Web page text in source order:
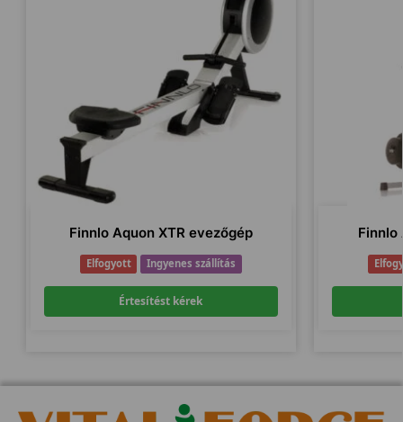
Finnlo Aquon XTR evezőgép
Elfogyott Ingyenes szállítás
Értesítést kérek
Finnlo